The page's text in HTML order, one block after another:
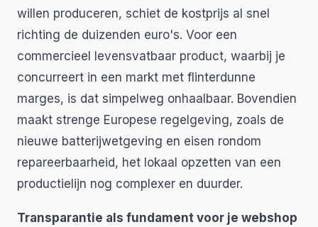
willen produceren, schiet de kostprijs al snel
richting de duizenden euro's. Voor een
commercieel levensvatbaar product, waarbij je
concurreert in een markt met flinterdunne
marges, is dat simpelweg onhaalbaar. Bovendien
maakt strenge Europese regelgeving, zoals de
nieuwe batterijwetgeving en eisen rondom
repareerbaarheid, het lokaal opzetten van een
productielijn nog complexer en duurder.
Transparantie als fundament voor je webshop